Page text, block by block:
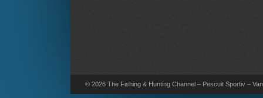
© 2026 The Fishing & Hunting Channel – Pescuit Sportiv –